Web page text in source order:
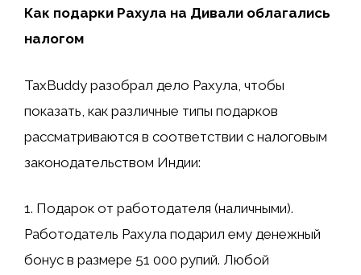
Как подарки Рахула на Дивали облагались
налогом
TaxBuddy разобрал дело Рахула, чтобы
показать, как различные типы подарков
рассматриваются в соответствии с налоговым
законодательством Индии:
1. Подарок от работодателя (наличными).
Работодатель Рахула подарил ему денежный
бонус в размере 51 000 рупий. Любой